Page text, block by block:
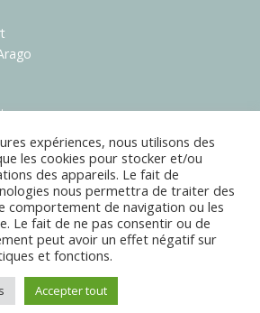
artisanale française !
Métiers d'Art. All rights reserved.
expériences, nous utilisons des
les cookies pour stocker et/ou
des appareils. Le fait de
nous permettra de traiter des
comportement de navigation ou les
Le fait de ne pas consentir ou de
peut avoir un effet négatif sur
et fonctions.
Accepter tout